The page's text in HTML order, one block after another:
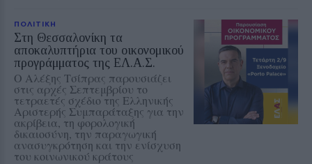
ΠΟΛΙΤΙΚΗ
Στη Θεσσαλονίκη τα
αποκαλυπτήρια του οικονομικού
προγράμματος της ΕΛ.Α.Σ.
Ο Αλέξης Τσίπρας παρουσιάζει
στις αρχές Σεπτεμβρίου το
τετραετές σχέδιο της Ελληνικής
Αριστερής Συμπαράταξης για την
ακρίβεια, τη φορολογική
δικαιοσύνη, την παραγωγική
ανασυγκρότηση και την ενίσχυση
του κοινωνικού κράτους